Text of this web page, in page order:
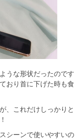
うな形状だったのです
おり首に下げた時も食
、これだけしっかりと
シーンで使いやすいの